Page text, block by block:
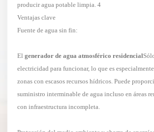
producir agua potable limpia. 4
Ventajas clave
Fuente de agua sin fin:
El generador de agua atmosférico residencial
electricidad para funcionar, lo que es
zonas con escasos recursos hídricos. Puede
suministro interminable de agua incluso en áreas
con infraestructura incompleta.